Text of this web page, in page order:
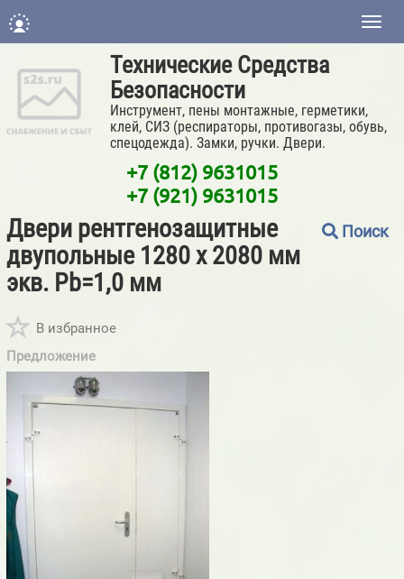
Технические Средства
Безопасности
Инструмент, пены монтажные, герметики,
клей, СИЗ (респираторы, противогазы, обувь,
спецодежда). Замки, ручки. Двери.
+7 (812) 9631015
+7 (921) 9631015
Двери рентгенозащитные
двупольные 1280 х 2080 мм
экв. Pb=1,0 мм
Поиск
В избранное
Предложение